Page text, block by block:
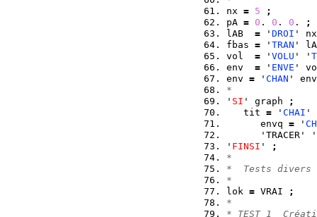
nx = 5
;
pA = 0 . 0 . 0 . ;
lAB = ' DROI '
fbas = ' TRAN '
vol = ' VOLU ' '
env = ' ENVE '
env = ' CHAN '
*
' SI ' graph
;
   tit
= ' CHAI '
      envq
= '
'TRACER'
' FINSI '
;
*
*  Tests divers
*
lok = VRAI
;
*
* TEST 1